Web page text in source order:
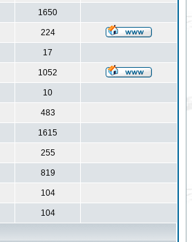
1650
224
17
1052
10
483
1615
255
819
104
104